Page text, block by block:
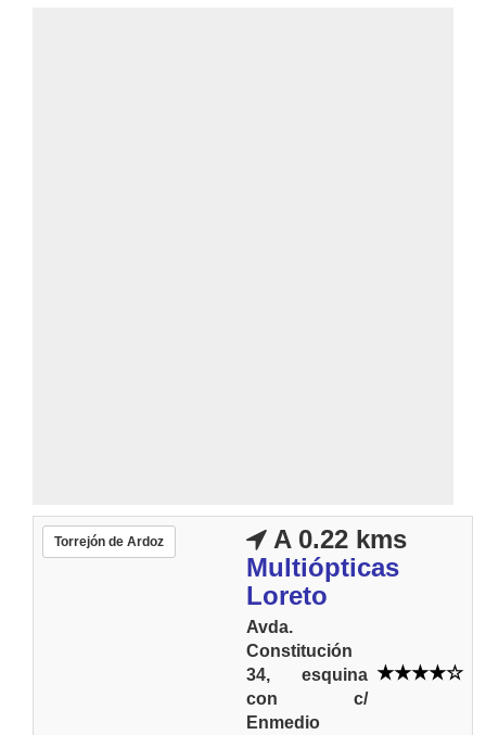
Torrejón de Ardoz
A 0.22 kms
Multiópticas
Loreto
Avda.
Constitución
34, esquina
con c/
Enmedio